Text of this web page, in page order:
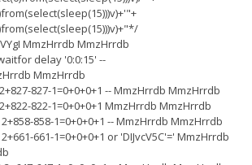
MmzHrrdb MmzHrrdb
delay '0:0:15' --
MmzHrrdb
827-1=0+0+0+1 -- MmzHrrdb MmzHrrdb
822-1=0+0+0+1 MmzHrrdb MmzHrrdb
2+858-858-1=0+0+0+1 -- MmzHrrdb MmzHrrdb
2+661-661-1=0+0+0+1 or 'DIJvcV5C'=' MmzHrrdb